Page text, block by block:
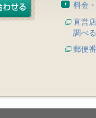
料金
直営
調べる
郵便